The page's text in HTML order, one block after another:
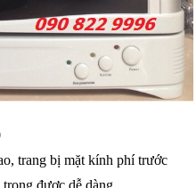
trang bị mặt kính phí trước